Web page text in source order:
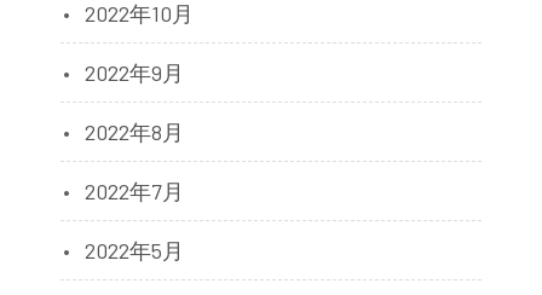
2022年10月
2022年9月
2022年8月
2022年7月
2022年5月